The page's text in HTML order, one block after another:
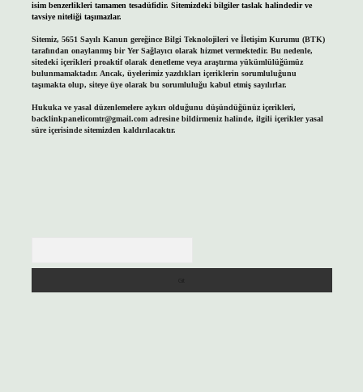
isim benzerlikleri tamamen tesadüfidir. Sitemizdeki bilgiler taslak halindedir ve
tavsiye niteliği taşımazlar.
Sitemiz, 5651 Sayılı Kanun gereğince Bilgi Teknolojileri ve İletişim Kurumu (BTK)
tarafından onaylanmış bir Yer Sağlayıcı olarak hizmet vermektedir. Bu nedenle,
sitedeki içerikleri proaktif olarak denetleme veya araştırma yükümlülüğümüz
bulunmamaktadır. Ancak, üyelerimiz yazdıkları içeriklerin sorumluluğunu
taşımakta olup, siteye üye olarak bu sorumluluğu kabul etmiş sayılırlar.
Hukuka ve yasal düzenlemelere aykırı olduğunu düşündüğünüz içerikleri,
backlinkpanelicomtr@gmail.comadresine bildirmeniz halinde, ilgili içerikler yasal
süre içerisinde sitemizden kaldırılacaktır.